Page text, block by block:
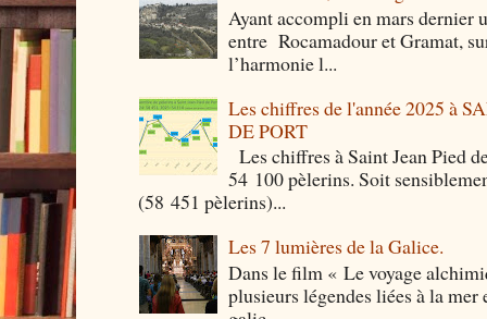
Ayant accompli en mars dernier
entre Rocamadour et Gramat,
l’harmonie l...
Les chiffres de l'année 2025 à
DE PORT
Les chiffres à Saint Jean Pied
54 100 pèlerins. Soit
(58 451 pèlerins)...
Les 7 lumières de la Galice.
Dans le film « Le voyage
plusieurs légendes liées à la mer